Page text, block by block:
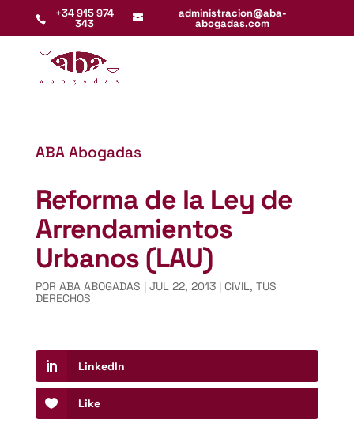
+34 915 974
343
administracion@aba-
abogadas.com
ABA Abogadas
Reforma de la Ley de
Arrendamientos
Urbanos (LAU)
POR ABA ABOGADAS | JUL 22, 2013| CIVIL, TUS
DERECHOS
LinkedIn
Like